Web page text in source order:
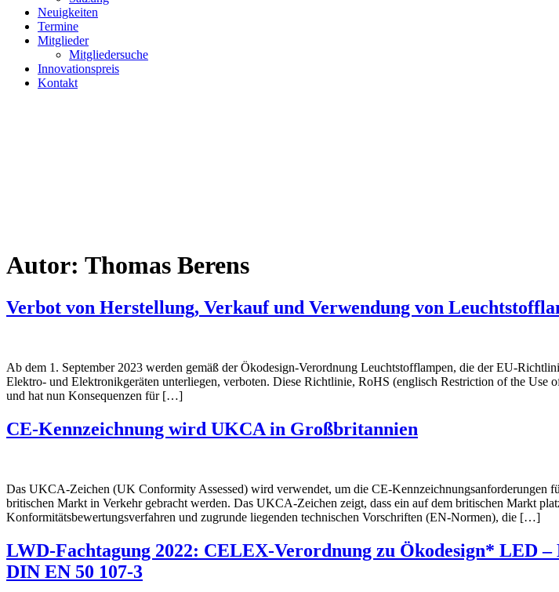
Neuigkeiten
Termine
Mitglieder
Mitgliedersuche
Innovationspreis
Kontakt
Autor: Thomas Berens
Verbot von Herstellung, Verkauf und Verwendung von
Ab dem 1. September 2023 werden gemäß der Ökodesign-Verordnung Leuchtstofflampen, die der EU-
Elektro- und Elektronikgeräten unterliegen, verboten. Diese Richtlinie, RoHS (englisch Restriction of the
und hat nun Konsequenzen für […]
CE-Kennzeichnung wird UKCA in Großbritannien
Das UKCA-Zeichen (UK Conformity Assessed) wird verwendet, um die CE-Kennzeichnungsanforderungen
britischen Markt in Verkehr gebracht werden. Das UKCA-Zeichen zeigt, dass ein auf dem britischen Markt
Konformitätsbewertungsverfahren und zugrunde liegenden technischen Vorschriften (EN-Normen), die […]
LWD-Fachtagung 2022: CELEX-Verordnung zu Ökodesign* LED
DIN EN 50 107-3